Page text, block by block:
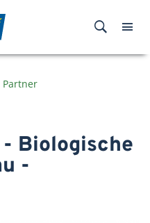
Partner
- Biologische
-